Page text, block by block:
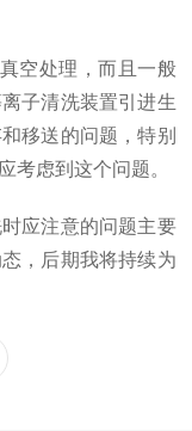
空处理，而且一般
子清洗装置引进生
移送的问题，特别
考虑到这个问题。
应注意的问题主要
，后期我将持续为